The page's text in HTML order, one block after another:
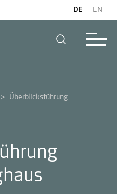
DE EN
> Überblicksführung